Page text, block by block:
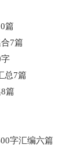
篇
7篇
总7篇
篇
字汇编六篇